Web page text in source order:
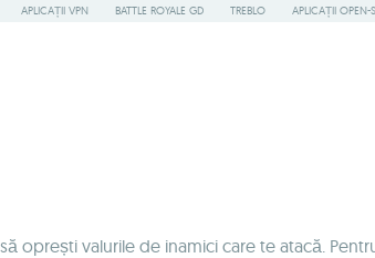
APLICAȚII VPN BATTLE ROYALE GD TREBLO APLICAȚII OPEN-
oprești valurile de inamici care te atacă.